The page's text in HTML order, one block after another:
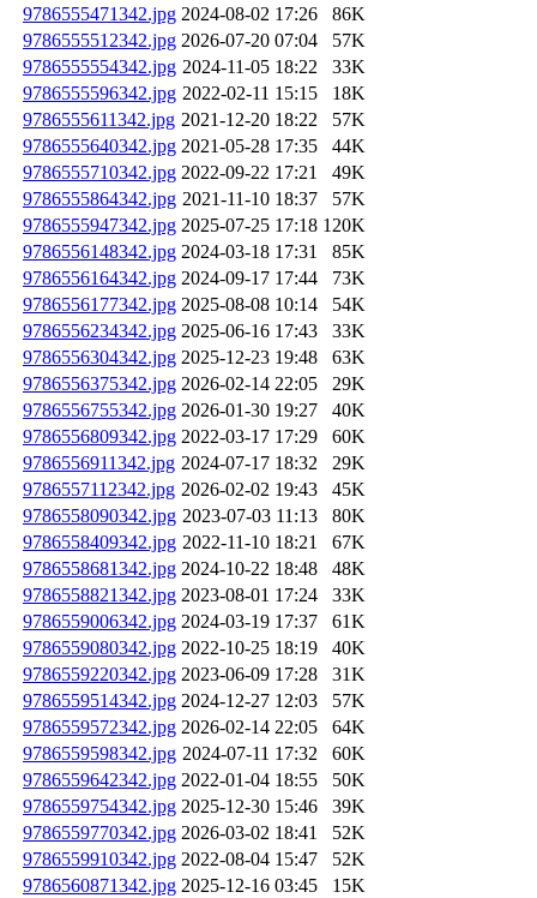
9786555471342.jpg 2024-08-02 17:26
86K
9786555512342.jpg 2026-07-20 07:04
57K
9786555554342.jpg 2024-11-05 18:22
33K
9786555596342.jpg 2022-02-11 15:15
18K
9786555611342.jpg 2021-12-20 18:22
57K
9786555640342.jpg 2021-05-28 17:35
44K
9786555710342.jpg 2022-09-22 17:21
49K
9786555864342.jpg 2021-11-10 18:37
57K
9786555947342.jpg 2025-07-25 17:18 120K
9786556148342.jpg 2024-03-18 17:31
85K
9786556164342.jpg 2024-09-17 17:44
73K
9786556177342.jpg 2025-08-08 10:14
54K
9786556234342.jpg 2025-06-16 17:43
33K
9786556304342.jpg 2025-12-23 19:48
63K
9786556375342.jpg 2026-02-14 22:05
29K
9786556755342.jpg 2026-01-30 19:27
40K
9786556809342.jpg 2022-03-17 17:29
60K
9786556911342.jpg 2024-07-17 18:32
29K
9786557112342.jpg 2026-02-02 19:43
45K
9786558090342.jpg 2023-07-03 11:13
80K
9786558409342.jpg 2022-11-10 18:21
67K
9786558681342.jpg 2024-10-22 18:48
48K
9786558821342.jpg 2023-08-01 17:24
33K
9786559006342.jpg 2024-03-19 17:37
61K
9786559080342.jpg 2022-10-25 18:19
40K
9786559220342.jpg 2023-06-09 17:28
31K
9786559514342.jpg 2024-12-27 12:03
57K
9786559572342.jpg 2026-02-14 22:05
64K
9786559598342.jpg 2024-07-11 17:32
60K
9786559642342.jpg 2022-01-04 18:55
50K
9786559754342.jpg 2025-12-30 15:46
39K
9786559770342.jpg 2026-03-02 18:41
52K
9786559910342.jpg 2022-08-04 15:47
52K
9786560871342.jpg 2025-12-16 03:45
15K